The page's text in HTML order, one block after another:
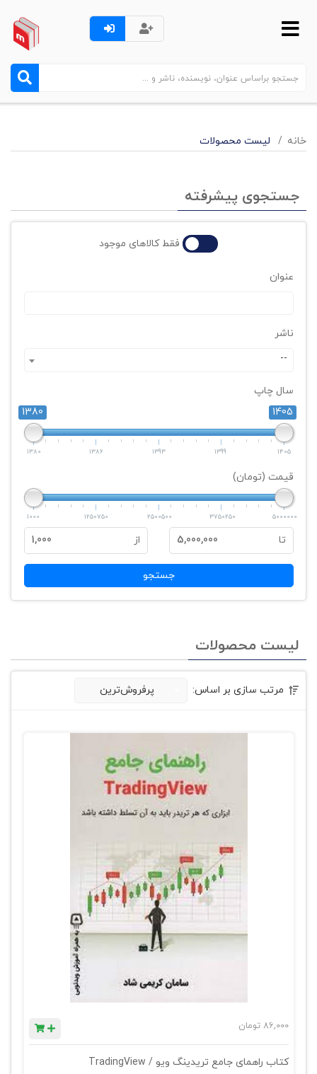
خانه لیست محصولات
جستجوی پیشرفته
فقط کالاهای موجود
عنوان
ناشر
--
سال چاپ
1380
1405
1380 1386 1393 1399 1405
قیمت (تومان)
1000 1250750 2500500 3750250 5000000
تا 5,000,000 از 1,000
جستجو
لیست محصولات
مرتب سازی بر اساس: پرفروش‌ترین
86,000 تومان
کتاب راهمای جامع تریدینگ ویو / TradingView